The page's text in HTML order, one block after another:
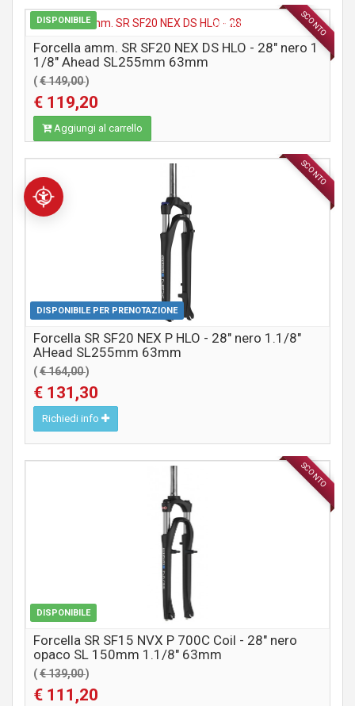
SCONTO
DISPONIBILE COMPONENTI MTB / CITY
Forcella amm. SR SF20 NEX DS HLO - 28" nero 1
1/8" Ahead SL255mm 63mm
(€ 149,00)
€ 119,20
Aggiungi al carrello
SCONTO
DISPONIBILE PER PRENOTAZIONE
COMPONENTI MTB / CITY
Forcella SR SF20 NEX P HLO - 28" nero 1.1/8"
AHead SL255mm 63mm
(€ 164,00)
€ 131,30
Richiedi info
SCONTO
DISPONIBILE
COMPONENTI MTB / CITY
Forcella SR SF15 NVX P 700C Coil - 28" nero
opaco SL 150mm 1.1/8" 63mm
(€ 139,00)
€ 111,20